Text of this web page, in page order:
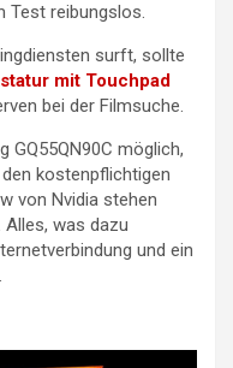
Test reibungslos.
surft, sollte
mit Touchpad
bei der Filmsuche.
möglich,
kostenpflichtigen
von Nvidia stehen
was dazu
und ein
.